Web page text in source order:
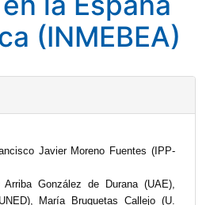
(INMEBEA)
Javier Moreno Fuentes (IPP-
González de Durana (UAE),
María Bruquetas Callejo (U.